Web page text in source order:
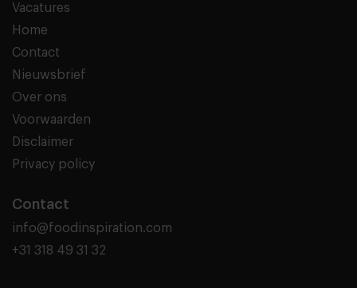
Vacatures
Home
Contact
Nieuwsbrief
Over ons
Voorwaarden
Disclaimer
Privacy policy
Contact
info@foodinspiration.com
+31 318 49 31 32